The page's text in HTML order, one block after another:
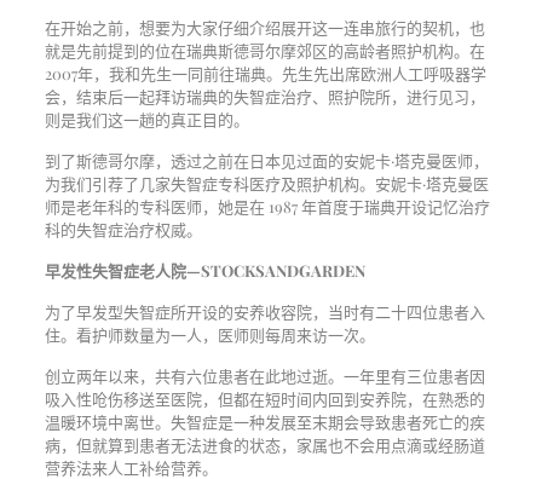
在开始之前，想要为大家仔细介绍展开这一连串旅行的契机，也
就是先前提到的位在瑞典斯德哥尔摩郊区的高龄者照护机构。在
2007年，我和先生一同前往瑞典。先生先出席欧洲人工呼吸器学
会，结束后一起拜访瑞典的失智症治疗、照护院所，进行见习，
则是我们这一趟的真正目的。
到了斯德哥尔摩，透过之前在日本见过面的安妮卡·塔克曼医师，
为我们引荐了几家失智症专科医疗及照护机构。安妮卡·塔克曼医
师是老年科的专科医师，她是在 1987 年首度于瑞典开设记忆治疗
科的失智症治疗权威。
早发性失智症老人院—STOCKSANDGARDEN
为了早发型失智症所开设的安养收容院，当时有二十四位患者入
住。看护师数量为一人，医师则每周来访一次。
创立两年以来，共有六位患者在此地过逝。一年里有三位患者因
吸入性呛伤移送至医院，但都在短时间内回到安养院，在熟悉的
温暖环境中离世。失智症是一种发展至末期会导致患者死亡的疾
病，但就算到患者无法进食的状态，家属也不会用点滴或经肠道
营养法来人工补给营养。